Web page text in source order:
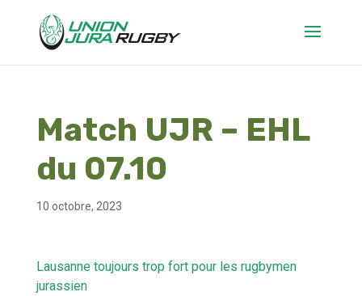
Match UJR – EHL
du 07.10
10 octobre, 2023
Lausanne toujours trop fort pour les rugbymen
jurassien